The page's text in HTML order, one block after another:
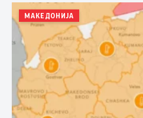
МАКЕДОНИЈА